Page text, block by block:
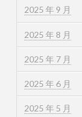
2025 年 9 月
2025 年 8 月
2025 年 7 月
2025 年 6 月
2025 年 5 月